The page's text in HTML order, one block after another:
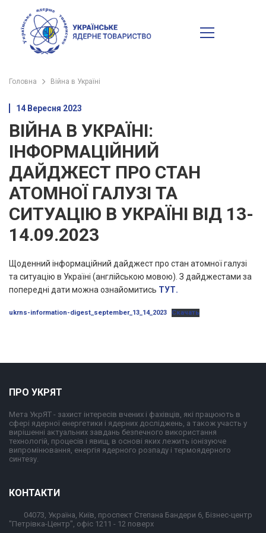
Головна Війна в Україні
14 Вересня 2023
ВІЙНА В УКРАЇНІ:
ІНФОРМАЦІЙНИЙ
ДАЙДЖЕСТ ПРО СТАН
АТОМНОЇ ГАЛУЗІ ТА
СИТУАЦІЮ В УКРАЇНІ ВІД 13-
14.09.2023
Щоденний інформаційний дайджест про стан атомної галузі
та ситуацію в Україні (англійською мовою). З дайджестами за
попередні дати можна ознайомитись ТУТ.
ukrns-information-digest_september_13_14_2023 Скачать
ПРО УКРЯТ
Мета УкрЯТ - захист інтересів вчених і фахівців, які працюють в
сфері ядерної енергетики і ядерних досліджень, а також участь у
вирішенні актуальних завдань безпечного використання
технологій, процесів і явищ, в основі яких лежить іонізуюче
випромінювання, енергія ядерного розпаду і термоядерного
синтезу.
КОНТАКТИ
04073, Україна, Київ, проспект Степана Бандери 6, Бізнес-центр
"Петрівка-Центр", офіс 1211 - 12 поверх